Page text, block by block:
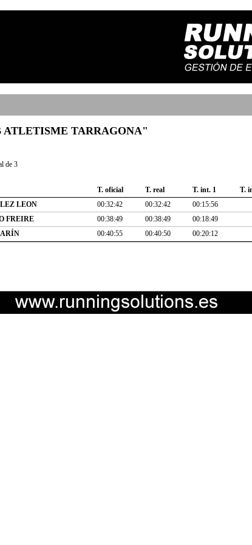
ATLETISME TARRAGONA"
de 3
T. oficial T. real T. int. 1 T.
LEON 00:32:42 00:32:42 00:15:56
FREIRE 00:38:49 00:38:49 00:18:49
00:40:55 00:40:50 00:20:12